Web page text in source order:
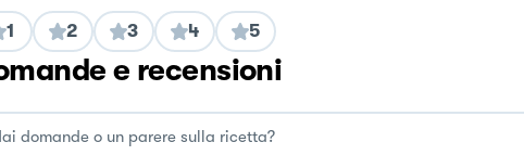
1 2 3 4 5
e recensioni